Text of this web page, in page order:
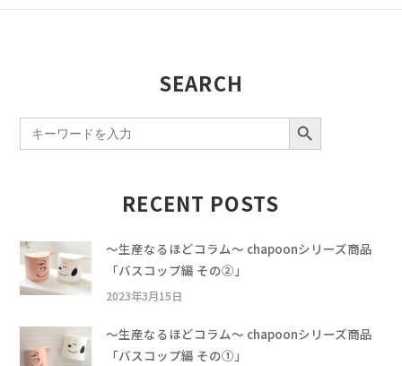
SEARCH
Search
for:
SEARCH BUTTON
RECENT POSTS
〜生産なるほどコラム〜 chapoonシリーズ商品
「バスコップ編 その②」
2023年3月15日
〜生産なるほどコラム〜 chapoonシリーズ商品
「バスコップ編 その①」